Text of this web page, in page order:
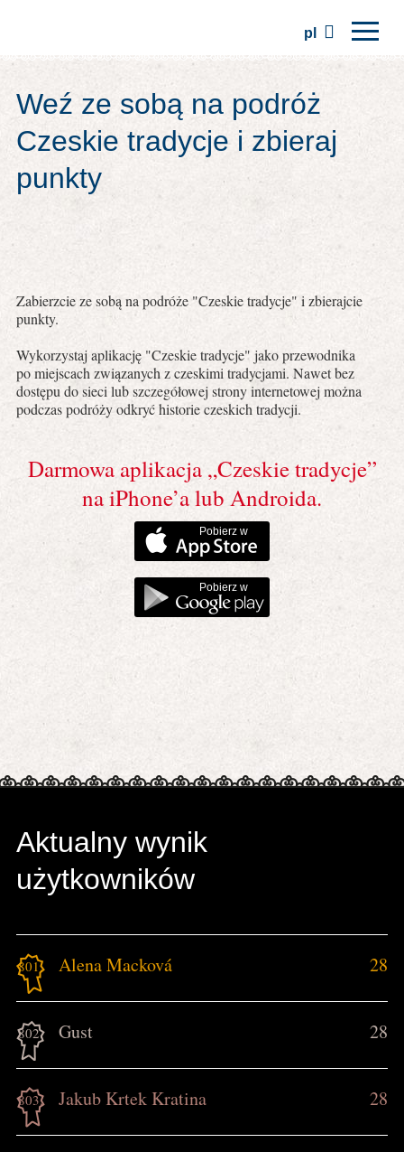
pl
Regiony
Tradycje
Wycieczki
Weź ze sobą na podróż
Czeskie tradycje i zbieraj
punkty
Zabierzcie ze sobą na podróże "Czeskie tradycje" i zbierajcie
punkty.
Wykorzystaj aplikację "Czeskie tradycje" jako przewodnika
po miejscach związanych z czeskimi tradycjami. Nawet bez
dostępu do sieci lub szczegółowej strony internetowej można
podczas podróży odkryć historie czeskich tradycji.
Darmowa aplikacja „Czeskie tradycje”
na iPhone’a lub Androida.
Pobierz w
Pobierz w
Aktualny wynik
użytkowników
801. Alena Macková 28
802. Gust 28
803. Jakub Krtek Kratina 28